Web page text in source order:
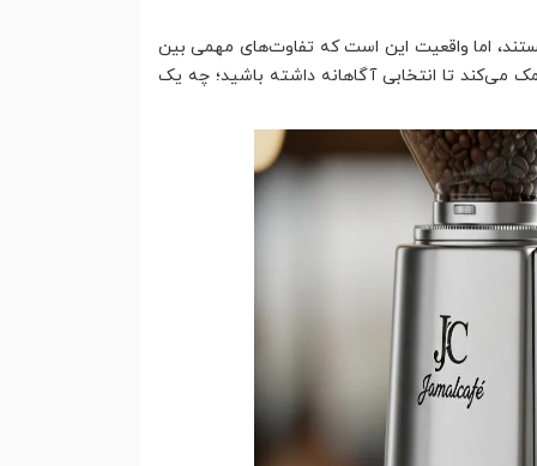
اما واقعیت این است که تفاوت‌های مهمی بین
می‌کند تا انتخابی آگاهانه داشته باشید؛ چه یک